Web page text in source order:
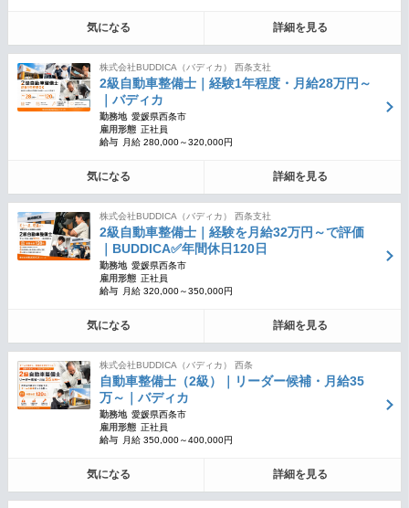
気になる 詳細を見る
株式会社BUDDICA（バディカ） 西条支社
2級自動車整備士｜経験1年程度・月給28万円～
｜バディカ
勤務地 愛媛県西条市
雇用形態 正社員
給与
月給 280,000～320,000円
気になる 詳細を見る
株式会社BUDDICA（バディカ） 西条支社
2級自動車整備士｜経験を月給32万円～で評価
｜BUDDICA✅年間休日120日
勤務地 愛媛県西条市
雇用形態 正社員
給与
月給 320,000～350,000円
気になる 詳細を見る
株式会社BUDDICA（バディカ） 西条
自動車整備士（2級）｜リーダー候補・月給35
万～｜バディカ
勤務地 愛媛県西条市
雇用形態 正社員
給与
月給 350,000～400,000円
気になる 詳細を見る